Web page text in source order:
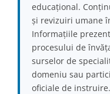
educațional.
și revizuiri umane
Informațiile
procesului de
surselor de
domeniu sau
oficiale de instruire.